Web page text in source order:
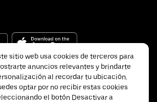
Inc.
sitio web usa cookies de terceros para
anuncios relevantes y brindarte
al recordar tu ubicación.
optar por no recibir estas cookies
el botón Desactivar a